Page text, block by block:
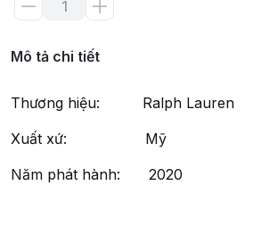
Mô tả chi tiết
Thương hiệu: Ralph Lauren
Xuất xứ: Mỹ
Năm phát hành: 2020